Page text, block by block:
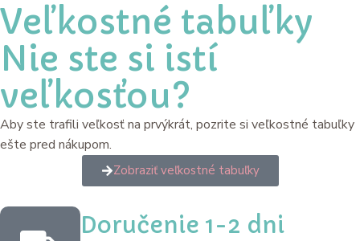
Veľkostné tabuľky
Nie ste si istí
veľkosťou?
Aby ste trafili veľkosť na prvýkrát, pozrite si veľkostné tabuľky
ešte pred nákupom.
Zobraziť veľkostné tabuľky
Doručenie 1-2 dni